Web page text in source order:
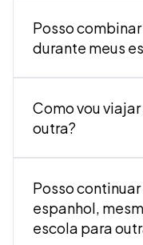
Posso
durante meus
Como vou
outra?
Posso
espanhol,
escola para